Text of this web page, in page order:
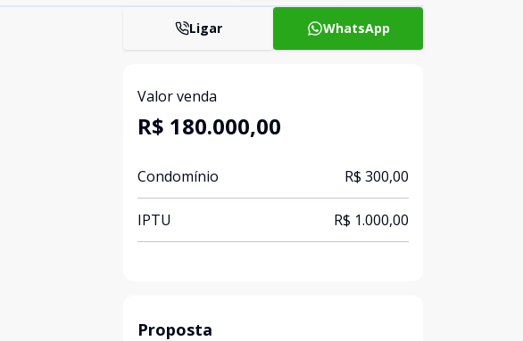
Ligar WhatsApp
Valor venda
R$ 180.000,00
Condomínio R$ 300,00
IPTU R$ 1.000,00
Proposta